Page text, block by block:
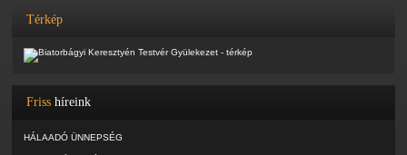
Térkép
Frisshíreink
HÁLAADÓ ÜNNEPSÉG